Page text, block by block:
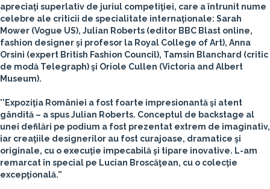
apreciaţi superlativ de juriul competiţiei, care a întrunit nume
celebre ale criticii de specialitate internaţionale: Sarah
Mower (Vogue US), Julian Roberts (editor BBC Blast online,
fashion designer şi profesor la Royal College of Art), Anna
Orsini (expert British Fashion Council), Tamsin Blanchard (critic
de modă Telegraph) şi Oriole Cullen (Victoria and Albert
Museum).
''Expoziţia României a fost foarte impresionantă şi atent
gândită – a spus Julian Roberts. Conceptul de backstage al
unei defilări pe podium a fost prezentat extrem de imaginativ,
iar creaţiile designerilor au fost curajoase, dramatice şi
originale, cu o execuţie impecabilă şi tipare inovative. L-am
remarcat în special pe Lucian Broscăţean, cu o colecţie
excepţională.”